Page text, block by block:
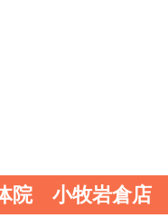
院 小牧岩倉店